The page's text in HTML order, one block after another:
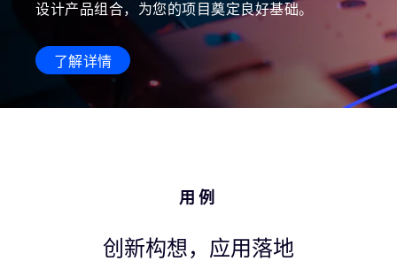
设计产品组合，为您的项目奠定良好基础。
了解详情
用例
创新构想，应用落地